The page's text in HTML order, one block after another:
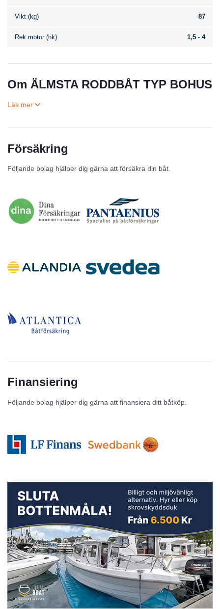
Vikt (kg) 87
Rek motor (hk) 1,5 - 4
Om ÄLMSTA RODDBÅT TYP BOHUS
Försäkring
Följande bolag hjälper dig gärna att försäkra din båt.
Finansiering
Följande bolag hjälper dig gärna att finansiera ditt båtköp.